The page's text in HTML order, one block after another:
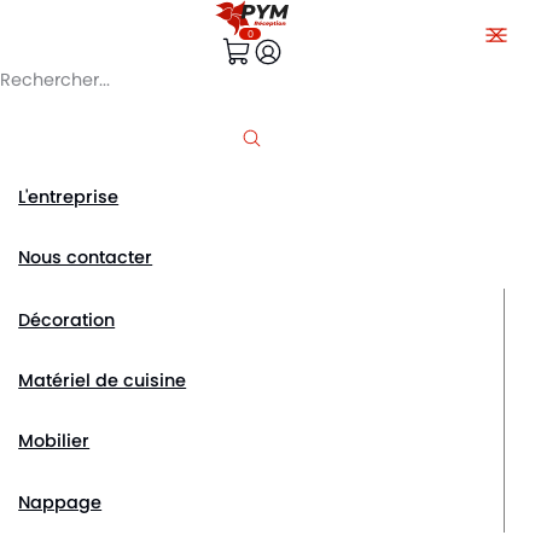
Passer au contenu du site
L'entreprise
Nous contacter
0
Décoration
Matériel de cuisine
Mobilier
Nappage